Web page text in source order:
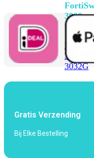
3000
Series
3032E
3032G
112F-
Gratis Verzending
Bij Elke Bestelling